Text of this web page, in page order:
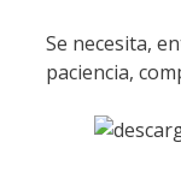
Se necesita,
paciencia,